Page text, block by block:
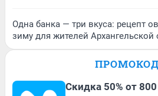
Одна банка — три вкуса: рецепт
зиму для жителей Архангельской
Скидка 50% от